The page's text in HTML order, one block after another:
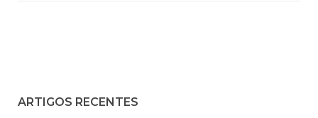
ARTIGOS RECENTES